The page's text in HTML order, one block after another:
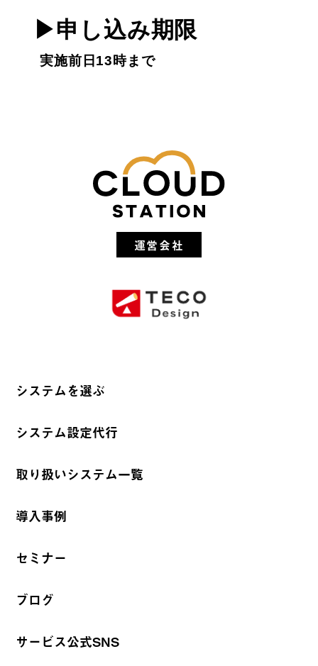
▶申し込み期限
実施前日13時まで
運営会社
システムを選ぶ
システム設定代行
取り扱いシステム一覧
導入事例
セミナー
ブログ
サービス公式SNS